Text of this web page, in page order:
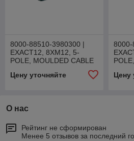
8000-88510-3980300 |
EXACT12, 8XM12, 5-
POLE, MOULDED CABLE
Цену уточняйте
8000-
Цену
О нас
Рейтинг не сформирован
Менее 5 отзывов за последний